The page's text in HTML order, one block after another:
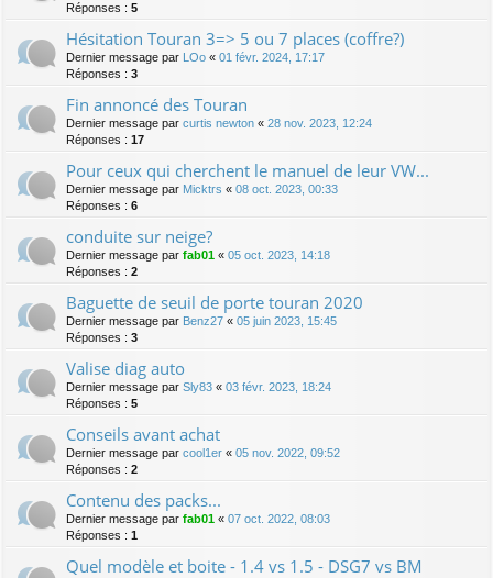
Réponses : 5
Hésitation Touran 3=> 5 ou 7 places (coffre?)
Dernier message par LOo « 01 févr. 2024, 17:17
Réponses : 3
Fin annoncé des Touran
Dernier message par curtis newton « 28 nov. 2023, 12:24
Réponses : 17
Pour ceux qui cherchent le manuel de leur VW...
Dernier message par Micktrs « 08 oct. 2023, 00:33
Réponses : 6
conduite sur neige?
Dernier message par fab01 « 05 oct. 2023, 14:18
Réponses : 2
Baguette de seuil de porte touran 2020
Dernier message par Benz27 « 05 juin 2023, 15:45
Réponses : 3
Valise diag auto
Dernier message par Sly83 « 03 févr. 2023, 18:24
Réponses : 5
Conseils avant achat
Dernier message par cool1er « 05 nov. 2022, 09:52
Réponses : 2
Contenu des packs...
Dernier message par fab01 « 07 oct. 2022, 08:03
Réponses : 1
Quel modèle et boite - 1.4 vs 1.5 - DSG7 vs BM